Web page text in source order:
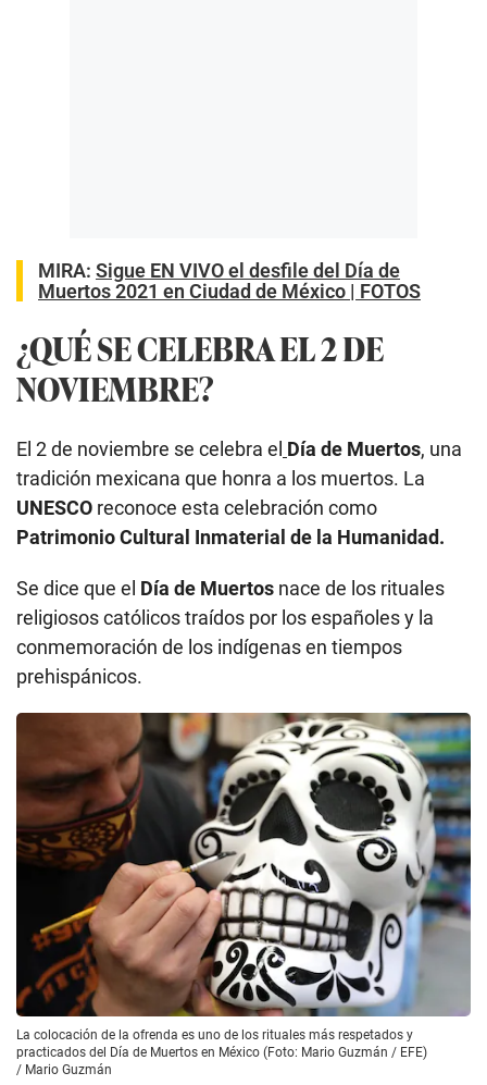
MIRA: Sigue EN VIVO el desfile del Día de
Muertos 2021 en Ciudad de México | FOTOS
¿QUÉ SE CELEBRA EL 2 DE
NOVIEMBRE?
El 2 de noviembre se celebra el Día de Muertos, una
tradición mexicana que honra a los muertos. La
UNESCO reconoce esta celebración como
Patrimonio Cultural Inmaterial de la Humanidad.
Se dice que el Día de Muertos nace de los rituales
religiosos católicos traídos por los españoles y la
conmemoración de los indígenas en tiempos
prehispánicos.
La colocación de la ofrenda es uno de los rituales más respetados y
practicados del Día de Muertos en México (Foto: Mario Guzmán / EFE)
/ Mario Guzmán